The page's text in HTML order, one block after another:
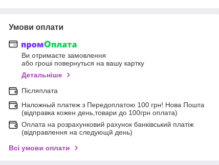
Умови оплати
Ви отримаєте замовлення
або гроші повернуться на вашу картку
Детальніше
Післяплата
Наложный платеж з Передоплатою 100 грн! Нова Пошта
(відправка кожен день,товари до 100грн оплата)
Оплата на розрахунковий рахунок банківський платіж
(відправлення на следующй день)
Всі умови оплати